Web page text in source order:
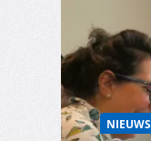
NIEUWS